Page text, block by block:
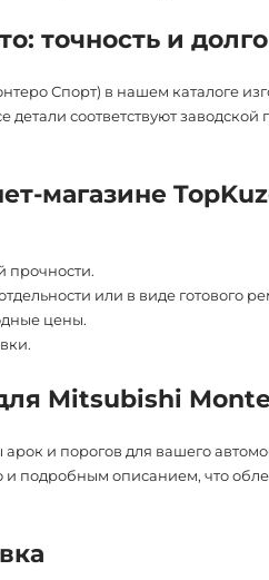
точность и
Спорт) в нашем каталоге
соответствуют заводской
магазине
прочности.
или в виде готового
цены.
Mitsubishi
и порогов для вашего
подробным описанием, что